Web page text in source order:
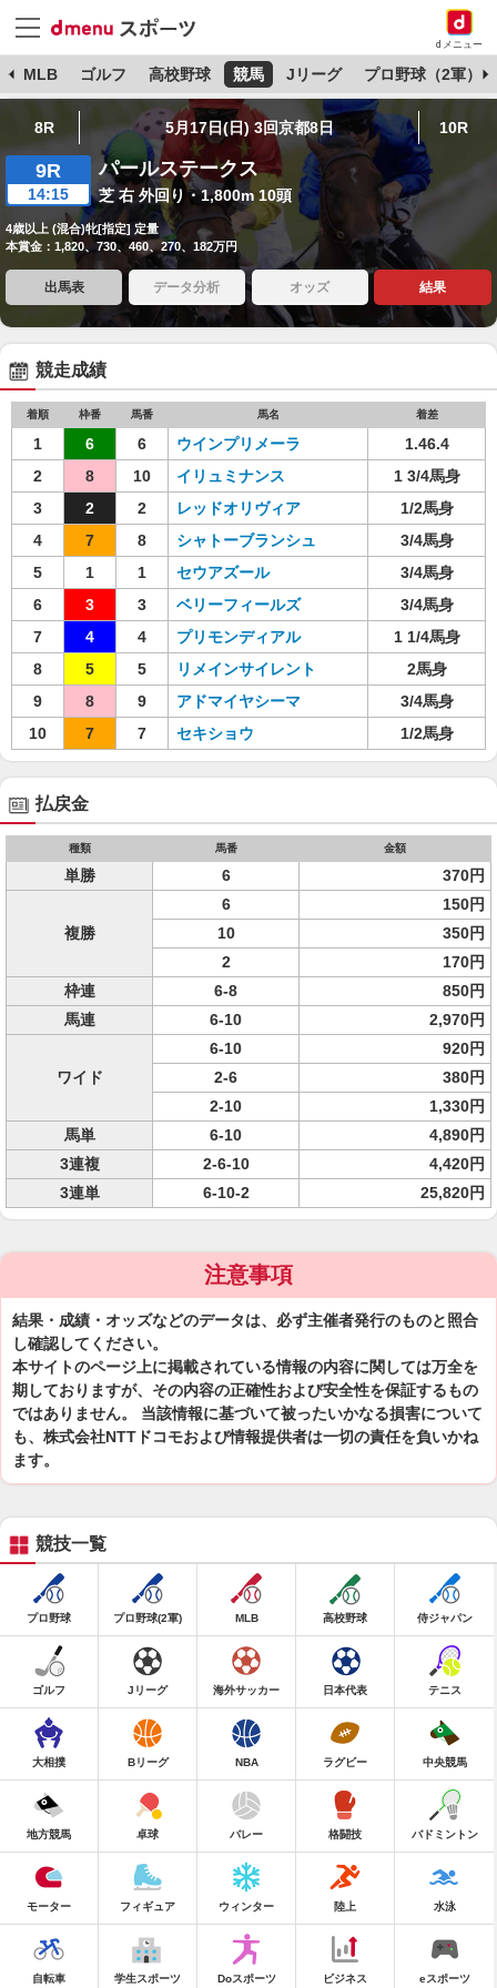
dメニュー
MLB ゴルフ 高校野球 競馬 Jリーグ プロ野球（2軍）
8R 5月17日(日) 3回京都8日 10R
9R
14:15
パールステークス
芝 右 外回り・1,800m 10頭
4歳以上 (混合)牝[指定] 定量
本賞金：1,820、730、460、270、182万円
出馬表 データ分析 オッズ 結果
競走成績
着順 枠番 馬番 馬名 着差
1 6 6 ウインプリメーラ
1.46.4
2
8 10 イリュミナンス
1 3/4馬身
3
2 2 レッドオリヴィア
1/2馬身
4
7 8 シャトーブランシュ
3/4馬身
5
1 1 セウアズール
3/4馬身
6
3 3 ベリーフィールズ
3/4馬身
7
4 4 プリモンディアル
1 1/4馬身
8
5 5 リメインサイレント
2馬身
9
8 9 アドマイヤシーマ
3/4馬身
10
7 7 セキショウ 1/2馬身
払戻金
種類 馬番 金額
単勝 6 370円
複勝
6
150円
10
350円
2
170円
枠連
6-8
850円
馬連
6-10 2,970円
ワイド
6-10
920円
2-6
380円
2-10
1,330円
馬単
6-10
4,890円
3連複
2-6-10
4,420円
3連単
6-10-2 25,820円
注意事項
結果・成績・オッズなどのデータは、必ず主催者発行のものと照合
し確認してください。
本サイトのページ上に掲載されている情報の内容に関しては万全を
期しておりますが、その内容の正確性および安全性を保証するもの
ではありません。 当該情報に基づいて被ったいかなる損害について
も、株式会社NTTドコモおよび情報提供者は一切の責任を負いかね
ます。
競技一覧
プロ野球 プロ野球(2軍) MLB 高校野球 侍ジャパン
ゴルフ Jリーグ 海外サッカー 日本代表 テニス
大相撲 Bリーグ NBA ラグビー 中央競馬
地方競馬 卓球 バレー 格闘技 バドミントン
モーター フィギュア ウィンター 陸上 水泳
自転車 学生スポーツ Doスポーツ ビジネス eスポーツ